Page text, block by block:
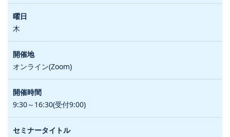
木
オンライン(Zoom)
9:30～16:30(受付9:00)